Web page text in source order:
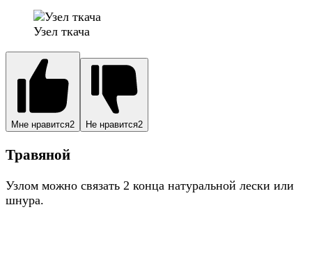
Узел ткача
Мне нравится2 Не нравится2
Травяной
Узлом можно связать 2 конца натуральной лески или
шнура.